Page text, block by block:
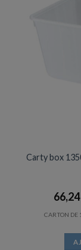
Carty box
66,24
CARTON DE